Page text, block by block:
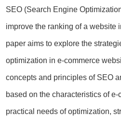
SEO (Search Engine
improve the ranking of a website
paper aims to explore the
optimization in e-commerce
concepts and principles of SEO
based on the characteristics of
practical needs of optimization,